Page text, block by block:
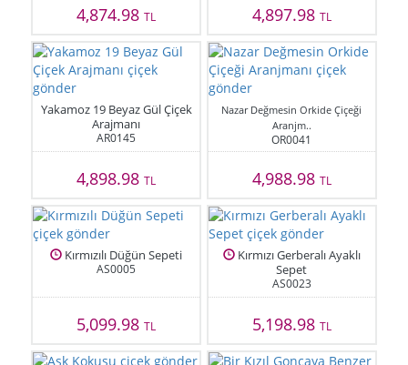
4,874.98TL 4,897.98 TL
Yakamoz 19 Beyaz Gül Çiçek
Arajmanı
AR0145
4,898.98TL
Nazar Değmesin Orkide Çiçeği
Aranjm..
OR0041
4,988.98 TL
Kırmızılı Düğün Sepeti
AS0005
5,099.98TL
Kırmızı Gerberalı Ayaklı
Sepet
AS0023
5,198.98 TL